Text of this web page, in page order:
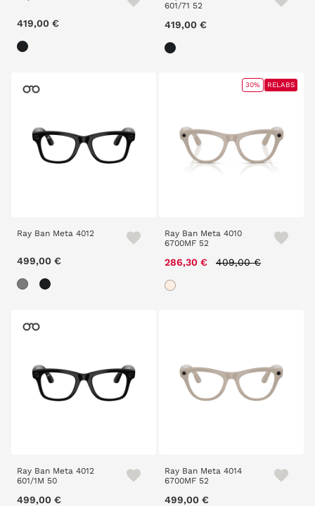
419,00 €
601/71 52
419,00 €
Ray Ban Meta 4012
499,00 €
Ray Ban Meta 4010
6700MF 52
286,30 € Price reduced from
409,00 €
30% RELABS
Ray Ban Meta 4012
601/1M 50
499,00 €
Ray Ban Meta 4014
6700MF 52
499,00 €